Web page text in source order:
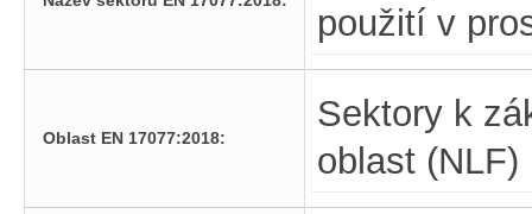
použití v
Oblast EN 17077:2018:
Sektory k
oblast (NLF)